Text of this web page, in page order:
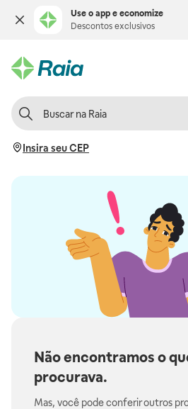
Use o app e economize
Descontos exclusivos
Insira seu CEP
Não encontramos o
procurava.
Mas, você pode conferir outros